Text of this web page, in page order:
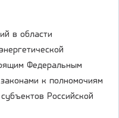
в области
Федеральным
к полномочиям
Российской